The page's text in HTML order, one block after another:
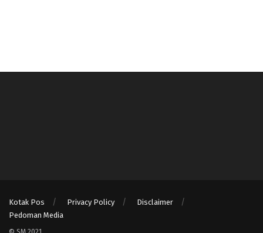
Kotak Pos Privacy Policy
Disclaimer
Pedoman Media